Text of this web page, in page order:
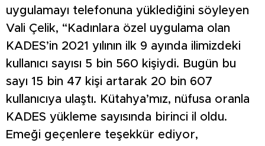
uygulamayı telefonuna yüklediğini söyleyen
Vali Çelik, “Kadınlara özel uygulama olan
KADES’in 2021 yılının ilk 9 ayında ilimizdeki
kullanıcı sayısı 5 bin 560 kişiydi. Bugün bu
sayı 15 bin 47 kişi artarak 20 bin 607
kullanıcıya ulaştı. Kütahya’mız, nüfusa oranla
KADES yükleme sayısında birinci il oldu.
Emeği geçenlere teşekkür ediyor,